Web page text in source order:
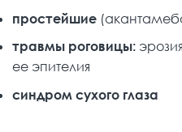
простейшие
травмы роговицы:
ее эпителия
синдром сухого глаза